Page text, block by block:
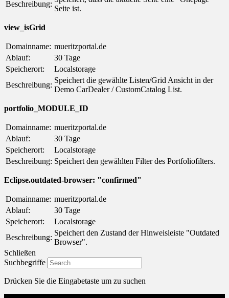
Beschreibung:
Seite ist.
view_isGrid
Domainname: mueritzportal.de
Ablauf:
30 Tage
Speicherort:
Localstorage
Beschreibung:
Speichert die gewählte Listen/Grid Ansicht in der
Demo CarDealer / CustomCatalog List.
portfolio_MODULE_ID
Domainname: mueritzportal.de
Ablauf:
30 Tage
Speicherort:
Localstorage
Beschreibung: Speichert den gewählten Filter des Portfoliofilters.
Eclipse.outdated-browser: "confirmed"
Domainname: mueritzportal.de
Ablauf:
30 Tage
Speicherort:
Localstorage
Beschreibung:
Speichert den Zustand der Hinweisleiste "Outdated
Browser".
Schließen
Suchbegriffe
Drücken Sie die Eingabetaste um zu suchen